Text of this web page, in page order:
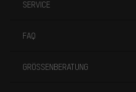
SERVICE
FAQ
GRÖSSENBERATUNG